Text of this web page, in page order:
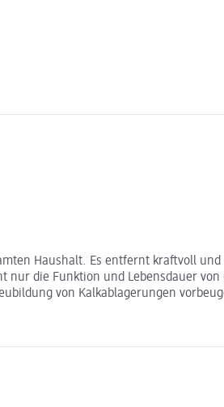
Haushalt. Es entfernt kraftvoll
nur die Funktion und Lebensdauer
von Kalkablagerungen